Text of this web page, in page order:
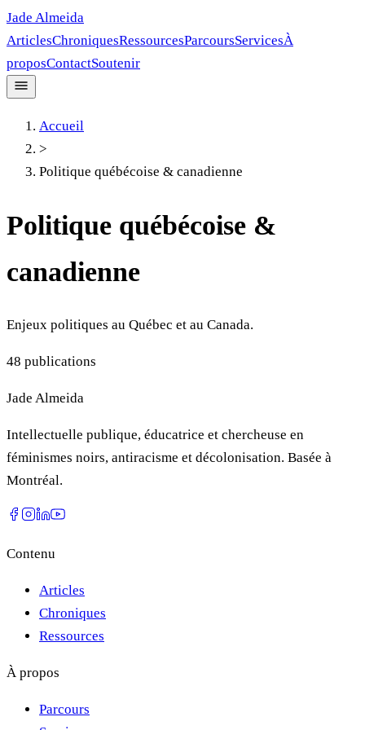
Jade Almeida
ArticlesChroniquesRessourcesParcoursServicesÀ
proposContactSoutenir
Accueil
>
Politique québécoise & canadienne
Politique québécoise &
canadienne
Enjeux politiques au Québec et au Canada.
48 publications
Jade Almeida
Intellectuelle publique, éducatrice et chercheuse en
féminismes noirs, antiracisme et décolonisation. Basée à
Montréal.
Contenu
Articles
Chroniques
Ressources
À propos
Parcours